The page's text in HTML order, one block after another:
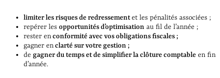
limiter les risques de redressementet les pénalités associées ;
repérer les opportunités d’optimisation au fil de l’année ;
rester enconformité avec vos obligations fiscales ;
gagner enclarté sur votre gestion ;
de gagner du temps et de simplifier la clôture comptable en fin
d’année.